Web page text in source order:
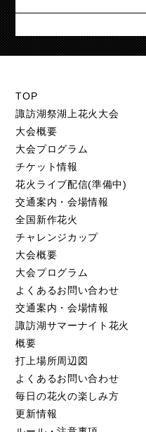
TOP
諏訪湖祭湖上花火大会
大会概要
大会プログラム
チケット情報
花火ライブ配信(準備中)
交通案内・会場情報
全国新作花火
チャレンジカップ
大会概要
大会プログラム
よくあるお問い合わせ
交通案内・会場情報
諏訪湖サマーナイト花火
概要
打上場所周辺図
よくあるお問い合わせ
毎日の花火の楽しみ方
更新情報